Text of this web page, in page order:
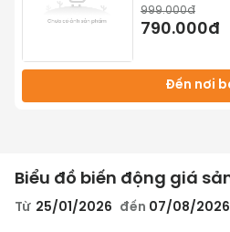
999.000đ
790.000đ
Đến nơi
Biểu đồ biến động giá
Từ 25/01/2026 đến 07/08/2026